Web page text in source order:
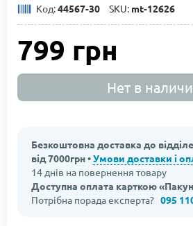
Код:44567-30 SKU: mt-12626
799 грн
Нет в
Безкоштовна доставка до
від 7000грн •Умови доставки і
14 днів на повернення товару
Доступна оплата карткою
Потрібна порада експерта? 095